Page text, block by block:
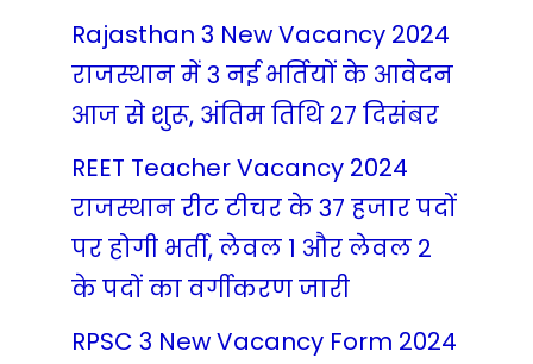
Rajasthan 3 New Vacancy 2024
राजस्थान में 3 नई भर्तियों के आवेदन
आज से शुरू, अंतिम तिथि 27 दिसंबर
REET Teacher Vacancy 2024
राजस्थान रीट टीचर के 37 हजार पदों
पर होगी भर्ती, लेवल 1 और लेवल 2
के पदों का वर्गीकरण जारी
RPSC 3 New Vacancy Form 2024